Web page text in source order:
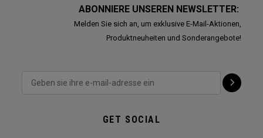
ABONNIERE UNSEREN NEWSLETTER:
Melden Sie sich an, um exklusive E-Mail-Aktionen,
Produktneuheiten und Sonderangebote!
GET SOCIAL